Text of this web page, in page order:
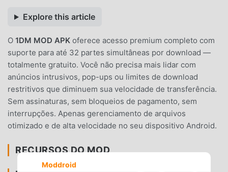
Explore this article
O 1DM MOD APK oferece acesso premium completo com
suporte para até 32 partes simultâneas por download —
totalmente gratuito. Você não precisa mais lidar com
anúncios intrusivos, pop-ups ou limites de download
restritivos que diminuem sua velocidade de transferência.
Sem assinaturas, sem bloqueios de pagamento, sem
interrupções. Apenas gerenciamento de arquivos
otimizado e de alta velocidade no seu dispositivo Android.
RECURSOS DO MOD
Moddroid